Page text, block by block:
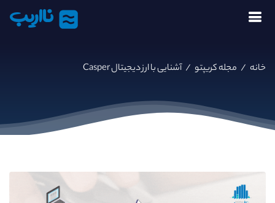
نااریب
خانه / مجله کریپتو /آشنایی با ارز دیجیتال Casper